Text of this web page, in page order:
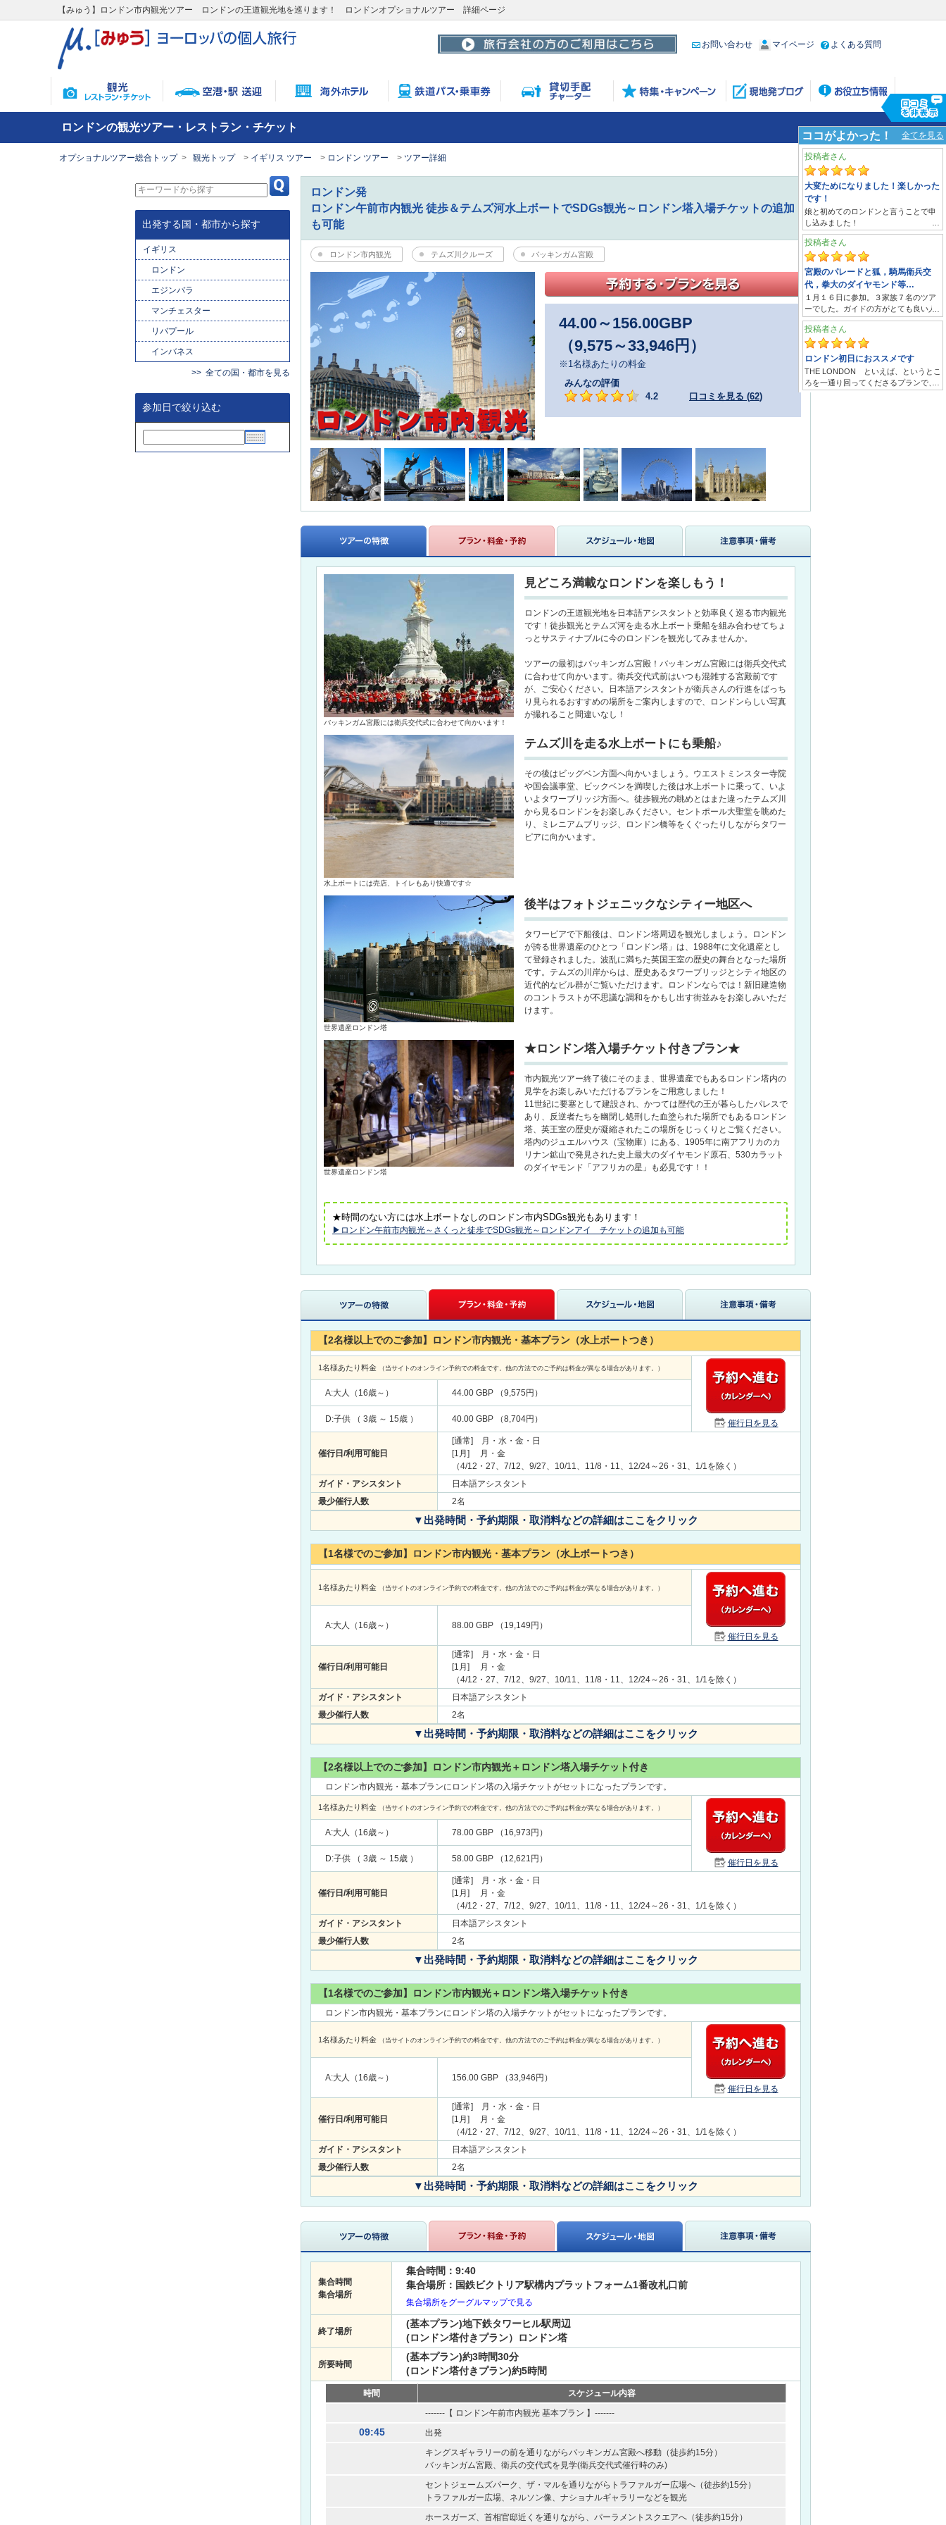
【みゅう】ロンドン市内観光ツアー ロンドンの王道観光地を巡ります！ ロンドンオプショナルツアー 詳細ページ
お問い合わせ マイページ よくある質問
ロンドンの観光ツアー・レストラン・チケット
オプショナルツアー総合トップ 観光トップ イギリス ツアー ロンドン ツアー ツアー詳細
出発する国・都市から探す
イギリス
ロンドン
エジンバラ
マンチェスター
リバプール
インバネス
全ての国・都市を見る
参加日で絞り込む
ロンドン発
ロンドン午前市内観光 徒歩＆テムズ河水上ボートでSDGs観光～ロンドン塔入場チケットの追加
も可能
ロンドン市内観光 テムズ川クルーズ バッキンガム宮殿
44.00～ 156.00GBP
（9,575～33,946円）
※1名様あたりの料金
みんなの評価
4.2
口コミを見る (62)
バッキンガム宮殿には衛兵交代式に合わせて向かいます！
見どころ満載なロンドンを楽しもう！
ロンドンの王道観光地を日本語アシスタントと効率良く巡る市内観光
です！徒歩観光とテムズ河を走る水上ボート乗船を組み合わせてちょ
っとサスティナブルに今のロンドンを観光してみませんか。
ツアーの最初はバッキンガム宮殿！バッキンガム宮殿には衛兵交代式
に合わせて向かいます。衛兵交代式前はいつも混雑する宮殿前です
が、ご安心ください。日本語アシスタントが衛兵さんの行進をばっち
り見られるおすすめの場所をご案内しますので、ロンドンらしい写真
が撮れること間違いなし！
水上ボートには売店、トイレもあり快適です☆
テムズ川を走る水上ボートにも乗船♪
その後はビッグベン方面へ向かいましょう。ウエストミンスター寺院
や国会議事堂、ビックベンを満喫した後は水上ボートに乗って、いよ
いよタワーブリッジ方面へ。徒歩観光の眺めとはまた違ったテムズ川
から見るロンドンをお楽しみください。セントポール大聖堂を眺めた
り、ミレニアムブリッジ、ロンドン橋等をくぐったりしながらタワー
ピアに向かいます。
世界遺産ロンドン塔
後半はフォトジェニックなシティー地区へ
タワーピアで下船後は、ロンドン塔周辺を観光しましょう。ロンドン
が誇る世界遺産のひとつ「ロンドン塔」は、1988年に文化遺産とし
て登録されました。波乱に満ちた英国王室の歴史の舞台となった場所
です。テムズの川岸からは、歴史あるタワーブリッジとシティ地区の
近代的なビル群がご覧いただけます。ロンドンならでは！新旧建造物
のコントラストが不思議な調和をかもし出す街並みをお楽しみいただ
けます。
世界遺産ロンドン塔
★ロンドン塔入場チケット付きプラン★
市内観光ツアー終了後にそのまま、世界遺産でもあるロンドン塔内の
見学をお楽しみいただけるプランをご用意しました！
11世紀に要塞として建設され、かつては歴代の王が暮らしたパレスで
あり、反逆者たちを幽閉し処刑した血塗られた場所でもあるロンドン
塔、英王室の歴史が凝縮されたこの場所をじっくりとご覧ください。
塔内のジュエルハウス（宝物庫）にある、1905年に南アフリカのカ
リナン鉱山で発見された史上最大のダイヤモンド原石、530カラット
のダイヤモンド「アフリカの星」も必見です！！
★時間のない方には水上ボートなしのロンドン市内SDGs観光もあります！
▶ロンドン午前市内観光～さくっと徒歩でSDGs観光～ロンドンアイ チケットの追加も可能
【2名様以上でのご参加】ロンドン市内観光・基本プラン（水上ボートつき）
1名様あたり料金 （当サイトのオンライン予約での料金です。他の方法でのご予約は料金が異なる場合があります。）
催行日を見る
A:大人（16歳～） 44.00 GBP （9,575円）
D:子供 （ 3歳 ～ 15歳 ） 40.00 GBP （8,704円）
催行日/利用可能日
[通常] 月・水・金・日
[1月] 月・金
（4/12・27、7/12、9/27、10/11、11/8・11、12/24～26・31、1/1を除く）
ガイド・アシスタント
日本語アシスタント
最少催行人数
2名
▼出発時間・予約期限・取消料などの詳細はここをクリック
【1名様でのご参加】ロンドン市内観光・基本プラン（水上ボートつき）
1名様あたり料金 （当サイトのオンライン予約での料金です。他の方法でのご予約は料金が異なる場合があります。）
催行日を見る
A:大人（16歳～） 88.00 GBP （19,149円）
催行日/利用可能日
[通常] 月・水・金・日
[1月] 月・金
（4/12・27、7/12、9/27、10/11、11/8・11、12/24～26・31、1/1を除く）
ガイド・アシスタント
日本語アシスタント
最少催行人数
2名
▼出発時間・予約期限・取消料などの詳細はここをクリック
【2名様以上でのご参加】ロンドン市内観光＋ロンドン塔入場チケット付き
ロンドン市内観光・基本プランにロンドン塔の入場チケットがセットになったプランです。
1名様あたり料金 （当サイトのオンライン予約での料金です。他の方法でのご予約は料金が異なる場合があります。）
催行日を見る
A:大人（16歳～） 78.00 GBP （16,973円）
D:子供 （ 3歳 ～ 15歳 ） 58.00 GBP （12,621円）
催行日/利用可能日
[通常] 月・水・金・日
[1月] 月・金
（4/12・27、7/12、9/27、10/11、11/8・11、12/24～26・31、1/1を除く）
ガイド・アシスタント
日本語アシスタント
最少催行人数
2名
▼出発時間・予約期限・取消料などの詳細はここをクリック
【1名様でのご参加】ロンドン市内観光＋ロンドン塔入場チケット付き
ロンドン市内観光・基本プランにロンドン塔の入場チケットがセットになったプランです。
1名様あたり料金 （当サイトのオンライン予約での料金です。他の方法でのご予約は料金が異なる場合があります。）
催行日を見る
A:大人（16歳～） 156.00 GBP （33,946円）
催行日/利用可能日
[通常] 月・水・金・日
[1月] 月・金
（4/12・27、7/12、9/27、10/11、11/8・11、12/24～26・31、1/1を除く）
ガイド・アシスタント
日本語アシスタント
最少催行人数
2名
▼出発時間・予約期限・取消料などの詳細はここをクリック
集合時間
集合場所
集合時間：9:40
集合場所：国鉄ビクトリア駅構内プラットフォーム1番改札口前
集合場所をグーグルマップで見る
終了場所
(基本プラン)地下鉄タワーヒル駅周辺
(ロンドン塔付きプラン）ロンドン塔
所要時間
(基本プラン)約3時間30分
(ロンドン塔付きプラン)約5時間
時間
スケジュール内容
-------【 ロンドン午前市内観光 基本プラン 】-------
09:45
出発
キングスギャラリーの前を通りながらバッキンガム宮殿へ移動（徒歩約15分）
バッキンガム宮殿、衛兵の交代式を見学(衛兵交代式催行時のみ)
セントジェームズパーク、ザ・マルを通りながらトラファルガー広場へ（徒歩約15分）
トラファルガー広場、ネルソン像、ナショナルギャラリーなどを観光
ホースガーズ、首相官邸近くを通りながら、パーラメントスクエアへ（徒歩約15分）